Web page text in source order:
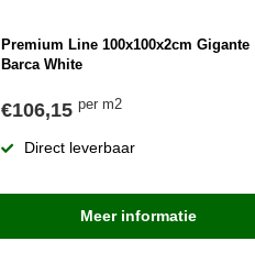
Premium Line 100x100x2cm Gigante
Barca White
€106,15 per m2
Direct leverbaar
Meer informatie